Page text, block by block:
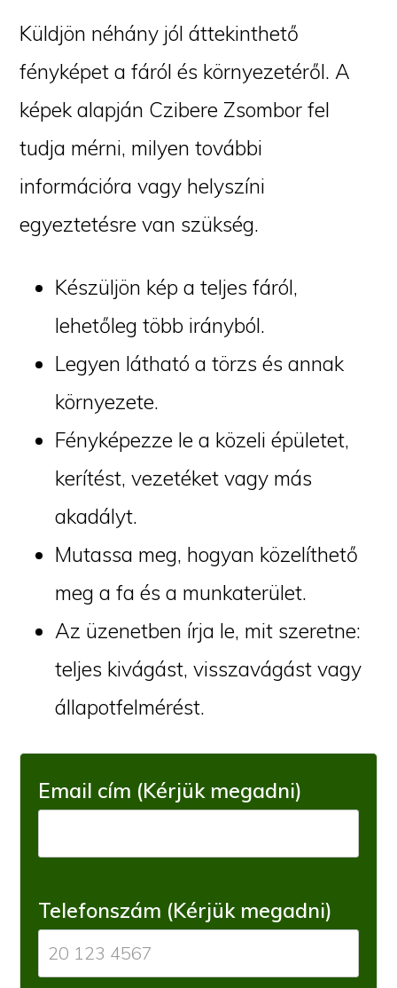
Küldjön néhány jól áttekinthető
fényképet a fáról és környezetéről. A
képek alapján Czibere Zsombor fel
tudja mérni, milyen további
információra vagy helyszíni
egyeztetésre van szükség.
Készüljön kép a teljes fáról,
lehetőleg több irányból.
Legyen látható a törzs és annak
környezete.
Fényképezze le a közeli épületet,
kerítést, vezetéket vagy más
akadályt.
Mutassa meg, hogyan közelíthető
meg a fa és a munkaterület.
Az üzenetben írja le, mit szeretne:
teljes kivágást, visszavágást vagy
állapotfelmérést.
Email cím (Kérjük megadni)
Telefonszám (Kérjük megadni)